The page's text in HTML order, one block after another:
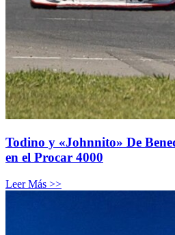
Todino y «Johnnito» De
en el Procar 4000
Leer Más >>